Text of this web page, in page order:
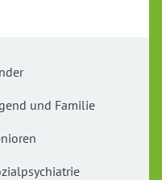
und Familie